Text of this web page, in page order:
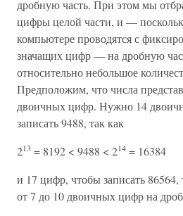
дробную часть. При этом мы
цифры целой части, и —
компьютере проводятся с
значащих цифр — на дробную
относительно небольшое
Предположим, что числа
двоичных цифр. Нужно 14
записать 9488, так как
213 = 8192 < 9488 < 214 = 16384
и 17 цифр, чтобы записать 86564,
от 7 до 10 двоичных цифр на